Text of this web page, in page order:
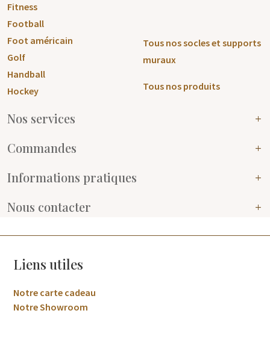
Fitness
Football
Foot américain
Golf
Handball
Hockey
Tous nos socles et supports
muraux
Tous nos produits
Nos services
Commandes
Informations pratiques
Nous contacter
Liens utiles
Notre carte cadeau
Notre Showroom